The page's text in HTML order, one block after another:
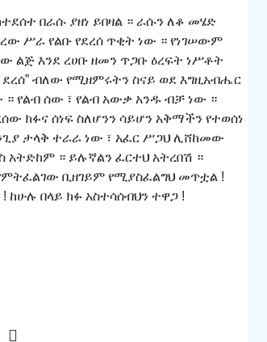
በራሱ ያዘነ ይበዛል ። ራሱን ለቆ መሄድ
ሥራ የልቡ የደረሰ ጥቂት ነው ። የነገሠውም
ልጅ እንደ ረሀቡ ዘመን ጥጋቡ ዕረፍት ነሥቶት
ደረሰ” ብለው የሚዘምሩትን ስናይ ወደ እግዚአብሔር
የልብ ሰው ፣ የልብ አውቃ አንዱ ብቻ ነው ።
ክፉና ሰነፍ ስለሆንን ሳይሆን አቅማችን የተወሰነ
ታላቅ ተራራ ነው ፣ አፈር ሥጋህ ሊሸከመው
አትድከም ። ይሉኛልን ፈርተህ አትረበሽ ።
ቢዘገይም የሚያስፈልግህ መጥቷል !
በላይ ክፉ አስተሳሰብህን ተዋጋ !